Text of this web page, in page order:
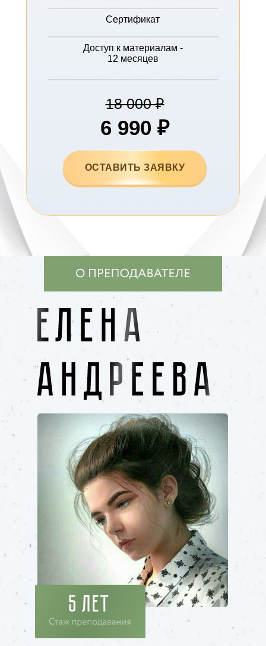
18 000 ₽
6 990 ₽
ОСТАВИТЬ ЗАЯВКУ
Сертификат
Доступ к материалам -
12 месяцев